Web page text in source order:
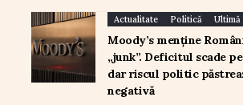
Actualitate Politică Ultimă
Moody’s menține
„junk”. Deficitul scade
dar riscul politic
negativă